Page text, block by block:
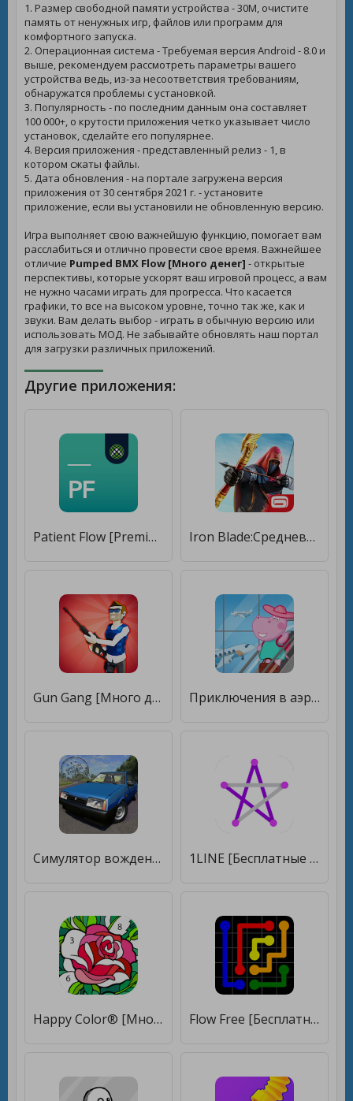
1. Размер свободной памяти устройства - 30M, очистите
память от ненужных игр, файлов или программ для
комфортного запуска.
2. Операционная система - Требуемая версия Android - 8.0 и
выше, рекомендуем рассмотреть параметры вашего
устройства ведь, из-за несоответствия требованиям,
обнаружатся проблемы с установкой.
3. Популярность - по последним данным она составляет
100 000+, о крутости приложения четко указывает число
установок, сделайте его популярнее.
4. Версия приложения - представленный релиз - 1, в
котором сжаты файлы.
5. Дата обновления - на портале загружена версия
приложения от 30 сентября 2021 г. - установите
приложение, если вы установили не обновленную версию.
Игра выполняет свою важнейшую функцию, помогает вам
расслабиться и отлично провести свое время. Важнейшее
отличие Pumped BMX Flow [Много денег] - открытые
перспективы, которые ускорят ваш игровой процесс, а вам
не нужно часами играть для прогресса. Что касается
графики, то все на высоком уровне, точно так же, как и
звуки. Вам делать выбор - играть в обычную версию или
использовать МОД. Не забывайте обновлять наш портал
для загрузки различных приложений.
Другие приложения:
Patient Flow [Premium] Iron Blade:Средневековья экшен [Много денег]
Gun Gang [Много денег] Приключения в аэропорту 2 [Много денег]
Симулятор вождения ВАЗ 2108 SE [Много денег] 1LINE [Бесплатные покупки]
Happy Color® [Много денег] Flow Free [Бесплатные покупки]